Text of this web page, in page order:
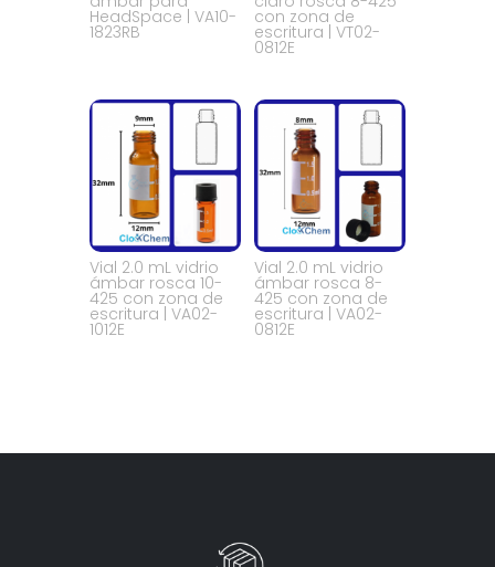
HeadSpace | VA10-
1823RB
con zona de
escritura | VT02-
0812E
Vial 2.0 mL vidrio
ámbar rosca 10-
425 con zona de
escritura | VA02-
1012E
Vial 2.0 mL vidrio
ámbar rosca 8-
425 con zona de
escritura | VA02-
0812E